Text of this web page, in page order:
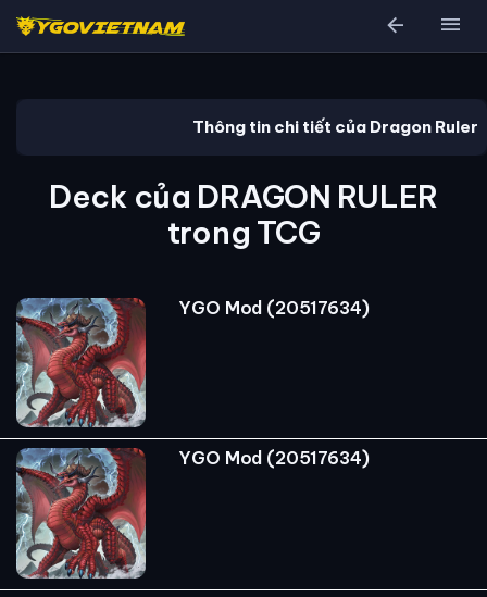
arrow_back menu
Thông tin chi tiết của Dragon Ruler
Deck của DRAGON RULER
trong TCG
YGO Mod (20517634)
YGO Mod (20517634)